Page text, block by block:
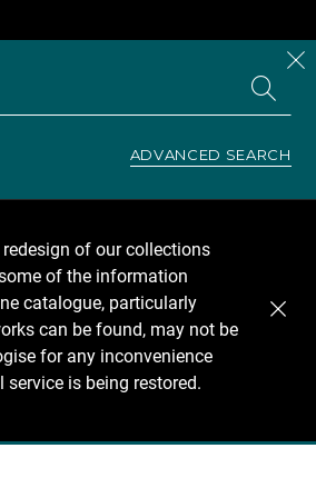
ADVANCED SEARCH
of our collections
of the information
catalogue, particularly
can be found, may not be
for any inconvenience
is being restored.